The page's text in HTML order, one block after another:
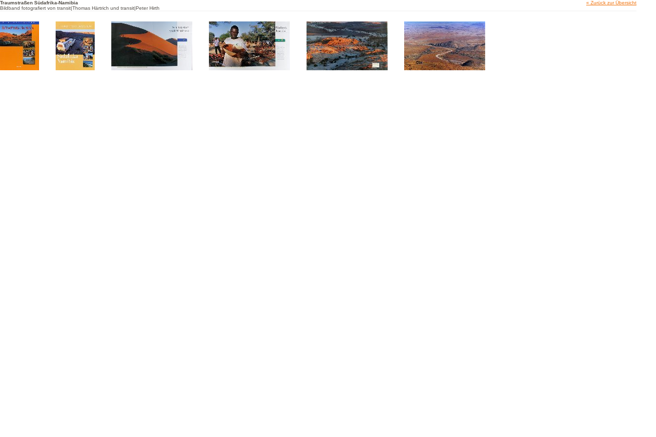
Traumstraßen Südafrika-Namibia
« Zurück zur Übersicht
Bildband fotografiert von transit|Thomas Härtrich und transit|Peter Hirth